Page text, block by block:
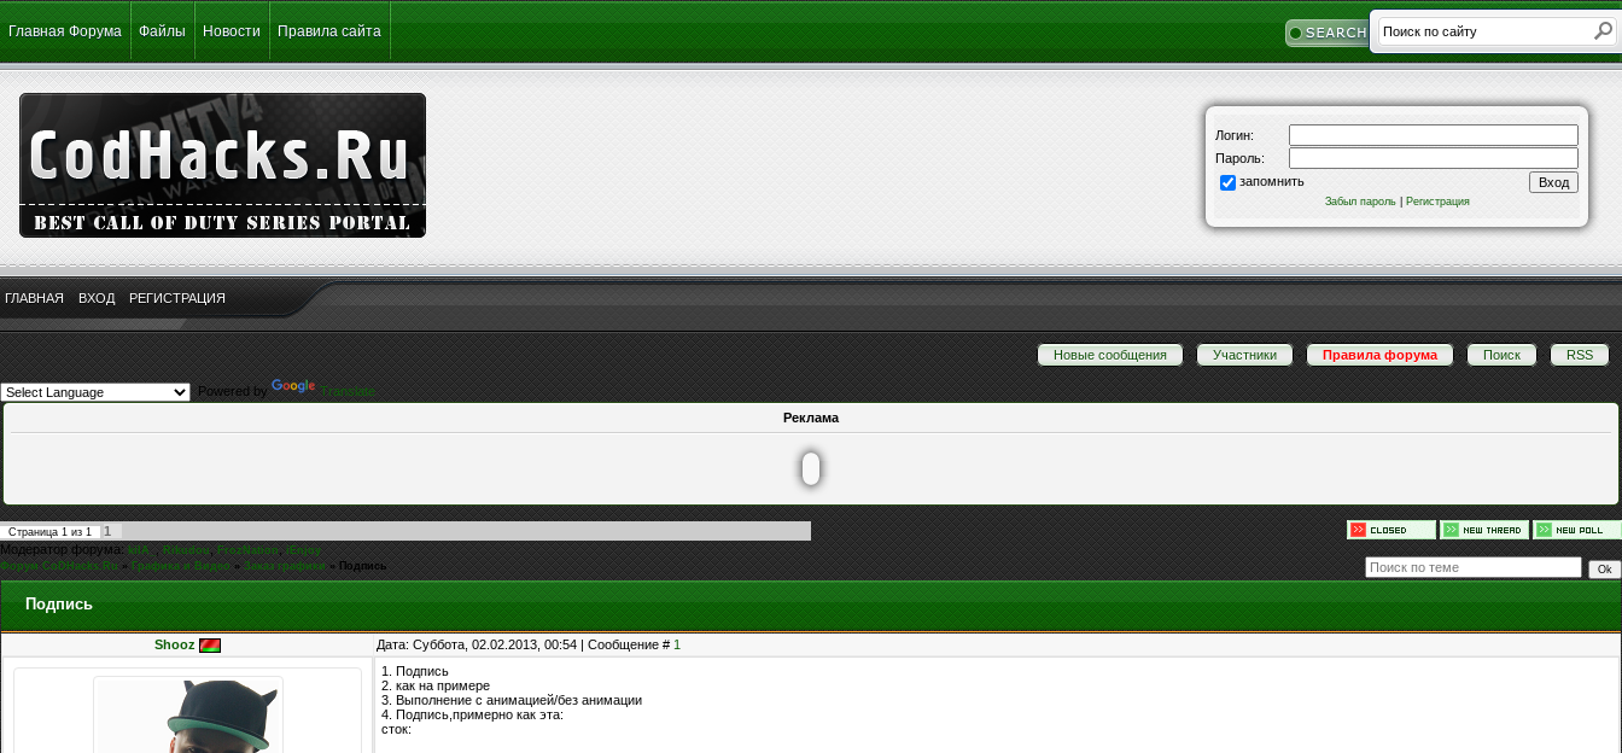
Главная Форума Файлы Новости Правила сайта
ГЛАВНАЯ ВХОД РЕГИСТРАЦИЯ
Логин:
Пароль:
запомнить
Забыл пароль| Регистрация
Новые сообщения · Участники · Правила форума · Поиск · RSS
Powered by
Translate
Реклама
Страница 1 из 1
1
Модератор форума: kiIA_, Rikudou, FrozNation,iEnjoy
Форум CoDHacks.Ru » Графика и Видео » Заказ графики » Подпись
Подпись
Shooz Дата: Суббота, 02.02.2013, 00:54 | Сообщение # 1
1. Подпись
2. как на примере
3. Выполнение с анимацией/без анимации
4. Подпись,примерно как эта:
сток: